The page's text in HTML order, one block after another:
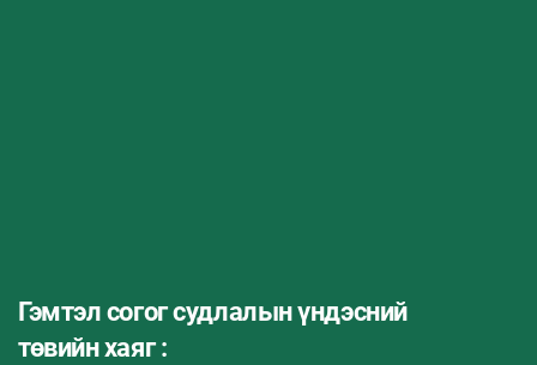
Гэмтэл согог судлалын үндэсний
төвийн хаяг :